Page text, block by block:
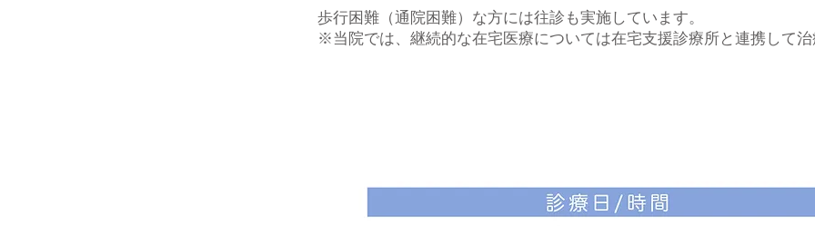
歩行困難（通院困難）な方には往診も実施しています。
※当院では、​継続的な在宅医療については在宅支援診療所と連携して